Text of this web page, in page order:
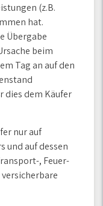
(z.B.
hat.
Übergabe
beim
Tag an auf den
dies dem Käufer
nur auf
und auf dessen
, Feuer-